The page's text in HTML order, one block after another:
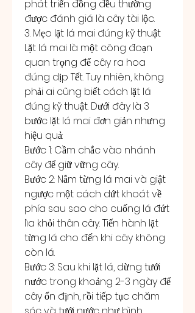
phát triển đồng đều thường
được đánh giá là cây tài lộc.
3. Mẹo lặt lá mai đúng kỹ thuật
Lặt lá mai là một công đoạn
quan trọng để cây ra hoa
đúng dịp Tết. Tuy nhiên, không
phải ai cũng biết cách lặt lá
đúng kỹ thuật. Dưới đây là 3
bước lặt lá mai đơn giản nhưng
hiệu quả:
Bước 1: Cầm chắc vào nhánh
cây để giữ vững cây.
Bước 2: Nắm từng lá mai và giật
ngược một cách dứt khoát về
phía sau sao cho cuống lá đứt
lìa khỏi thân cây. Tiến hành lặt
từng lá cho đến khi cây không
còn lá.
Bước 3: Sau khi lặt lá, dừng tưới
nước trong khoảng 2-3 ngày để
cây ổn định, rồi tiếp tục chăm